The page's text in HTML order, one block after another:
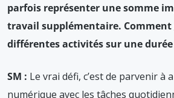
parfois représenter une somme
travail supplémentaire. Comment
différentes activités sur une
SM : Le vrai défi, c’est de parvenir à
numérique avec les tâches